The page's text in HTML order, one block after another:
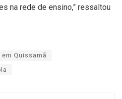
na rede de ensino,” ressaltou
Quissamã